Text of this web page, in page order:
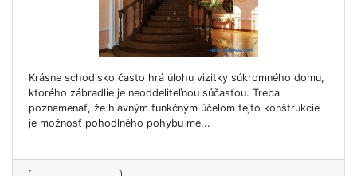
Krásne schodisko často hrá úlohu vizitky súkromného domu,
ktorého zábradlie je neoddeliteľnou súčasťou. Treba
poznamenať, že hlavným funkčným účelom tejto konštrukcie
je možnosť pohodlného pohybu me...